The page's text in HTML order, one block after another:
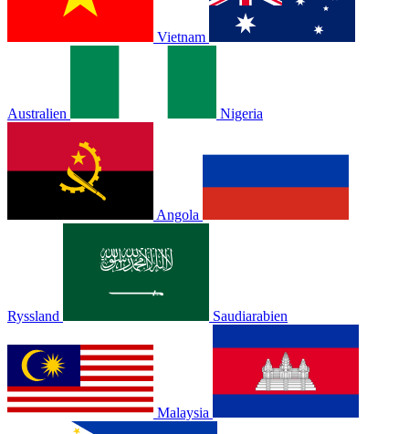
Vietnam
Australien Nigeria
Angola
Ryssland Saudiarabien
Malaysia